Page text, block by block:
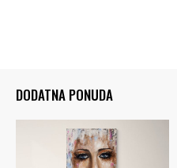
DODATNA PONUDA